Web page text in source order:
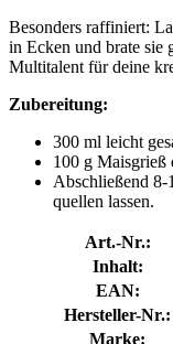
Besonders raffiniert:
in Ecken und brate sie
Multitalent für deine
Zubereitung:
300 ml leicht
100 g Maisgrieß
Abschließend 8-
quellen lassen.
Art.-Nr.:
Inhalt:
EAN:
Hersteller-Nr.:
Marke: